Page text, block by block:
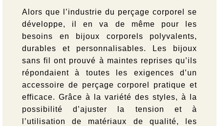
Alors que l’industrie du perçage corporel se
développe, il en va de même pour les
besoins en bijoux corporels polyvalents,
durables et personnalisables. Les bijoux
sans fil ont prouvé à maintes reprises qu’ils
répondaient à toutes les exigences d’un
accessoire de perçage corporel pratique et
efficace. Grâce à la variété des styles, à la
possibilité d’ajuster la tension et à
l’utilisation de matériaux de qualité, les